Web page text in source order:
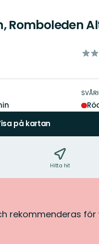
Romboleden
av
på kartan
Hitta hit
rekommenderas för